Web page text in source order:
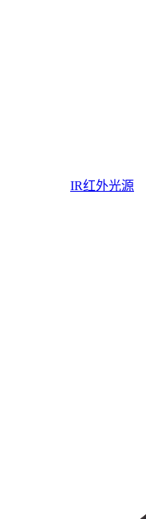
IR红外光源